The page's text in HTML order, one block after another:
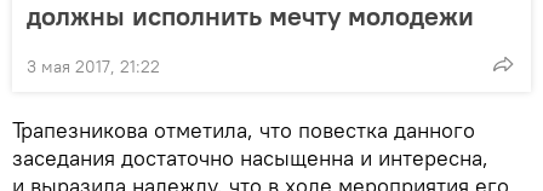
должны исполнить мечту молодежи
3 мая 2017, 21:22
Трапезникова отметила, что повестка данного
заседания достаточно насыщенна и интересна,
и выразила надежду, что в ходе мероприятия его